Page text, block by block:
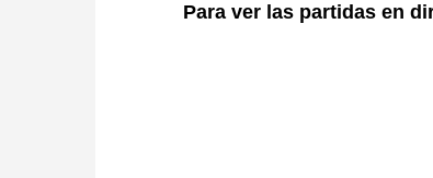
Para ver las partidas en